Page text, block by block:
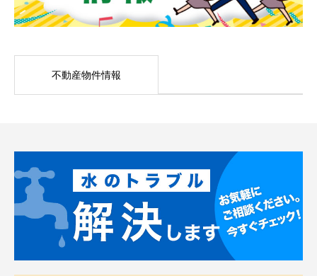
不動産物件情報